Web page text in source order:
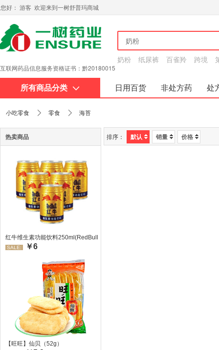
您好： 游客 欢迎来到一树舒普玛商城
互联网药品信息服务资格证书：黔20180015
奶粉 纸尿裤 百雀羚 跨境
所有商品分类 日用百货 非处方药
处
小吃零食 零食 海苔
热卖商品
红牛维生素功能饮料250ml(RedBull/红牛)
SALE: ￥6
【旺旺】仙贝（52g）
排序： 默认 销量 价格